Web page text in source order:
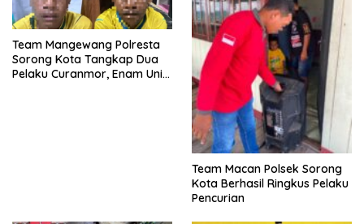
Team Mangewang Polresta
Sorong Kota Tangkap Dua
Pelaku Curanmor, Enam Unit
Team Macan Polsek Sorong
Kota Berhasil Ringkus Pelaku
Pencurian